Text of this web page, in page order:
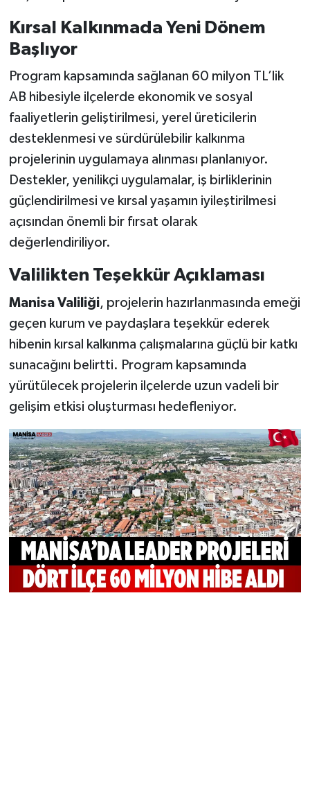
Kırsal Kalkınmada Yeni Dönem
Başlıyor
Program kapsamında sağlanan 60 milyon TL’lik
AB hibesiyle ilçelerde ekonomik ve sosyal
faaliyetlerin geliştirilmesi, yerel üreticilerin
desteklenmesi ve sürdürülebilir kalkınma
projelerinin uygulamaya alınması planlanıyor.
Destekler, yenilikçi uygulamalar, iş birliklerinin
güçlendirilmesi ve kırsal yaşamın iyileştirilmesi
açısından önemli bir fırsat olarak
değerlendiriliyor.
Valilikten Teşekkür Açıklaması
Manisa Valiliği, projelerin hazırlanmasında emeği
geçen kurum ve paydaşlara teşekkür ederek
hibenin kırsal kalkınma çalışmalarına güçlü bir katkı
sunacağını belirtti. Program kapsamında
yürütülecek projelerin ilçelerde uzun vadeli bir
gelişim etkisi oluşturması hedefleniyor.